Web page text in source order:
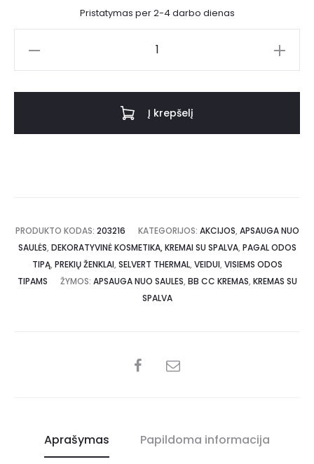
Pristatymas per 2-4 darbo dienas
Į krepšelį
PRODUKTO KODAS: 203216 KATEGORIJOS: AKCIJOS, APSAUGA NUO
SAULĖS, DEKORATYVINĖ KOSMETIKA, KREMAI SU SPALVA, PAGAL ODOS
TIPĄ, PREKIŲ ŽENKLAI, SELVERT THERMAL, VEIDUI, VISIEMS ODOS
TIPAMS
ŽYMOS: APSAUGA NUO SAULES, BB CC KREMAS, KREMAS SU
SPALVA
Aprašymas Papildoma informacija